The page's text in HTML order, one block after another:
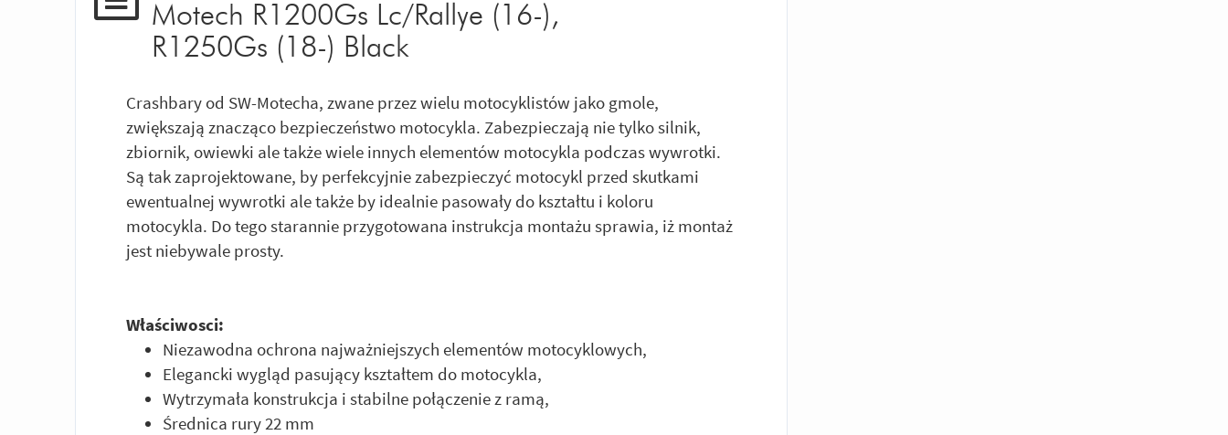
Motech R1200Gs Lc/Rallye (16-),
R1250Gs (18-) Black
Crashbary od SW-Motecha, zwane przez wielu motocyklistów jako gmole,
zwiększają znacząco bezpieczeństwo motocykla. Zabezpieczają nie tylko silnik,
zbiornik, owiewki ale także wiele innych elementów motocykla podczas wywrotki.
Są tak zaprojektowane, by perfekcyjnie zabezpieczyć motocykl przed skutkami
ewentualnej wywrotki ale także by idealnie pasowały do kształtu i koloru
motocykla. Do tego starannie przygotowana instrukcja montażu sprawia, iż montaż
jest niebywale prosty.
Właściwosci:
Niezawodna ochrona najważniejszych elementów motocyklowych,
Elegancki wygląd pasujący kształtem do motocykla,
Wytrzymała konstrukcja i stabilne połączenie z ramą,
Średnica rury 22 mm